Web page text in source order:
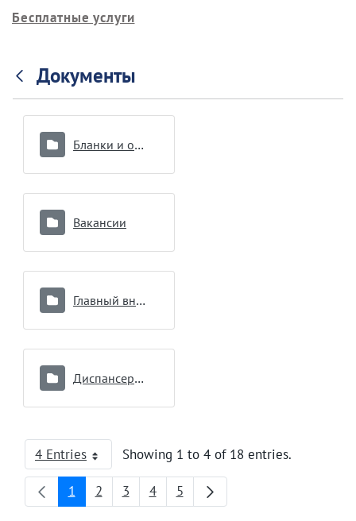
Бесплатные услуги
Документы
Бланки и образцы документов
Вакансии
Главный внештатный специалист
Диспансеризация
4 EntriesPer Page Showing 1 to 4 of 18 entries.
Page
1 Page
2 Page
3 Page
4 Page
5